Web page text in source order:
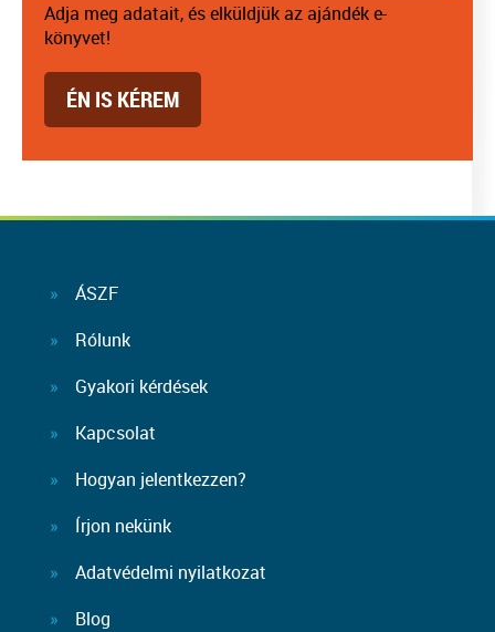
Adja meg adatait, és elküldjük az ajándék e-
könyvet!
ÉN IS KÉREM
ÁSZF
Rólunk
Gyakori kérdések
Kapcsolat
Hogyan jelentkezzen?
Írjon nekünk
Adatvédelmi nyilatkozat
Blog